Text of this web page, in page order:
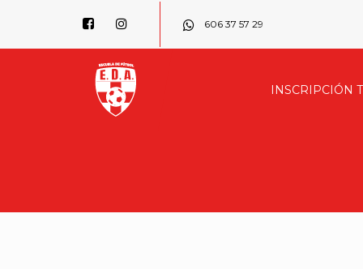
606 37 57 29
INSCRIPCIÓN